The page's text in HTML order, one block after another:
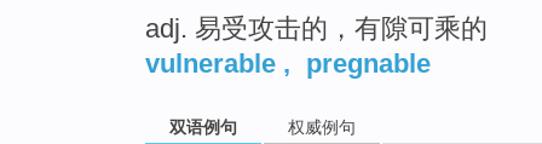
adj. 易受攻击的，有隙可乘的
vulnerable , pregnable
双语例句 权威例句